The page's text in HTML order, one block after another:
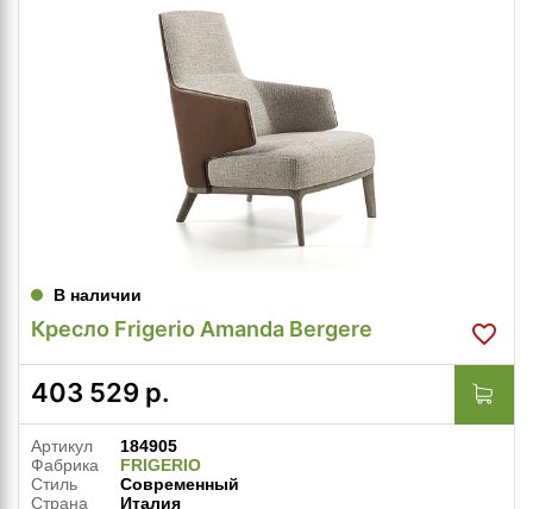
В наличии
Кресло Frigerio Amanda Bergere
403 529 р.
Артикул
184905
Фабрика
FRIGERIO
Стиль
Современный
Страна
Италия